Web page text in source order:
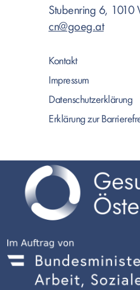
Stubenring 6, 1010
cn@goeg.at
Kontakt
Impressum
Datenschutzerklärung
Erklärung zur